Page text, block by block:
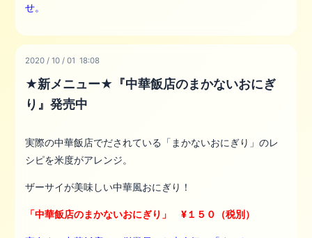
せ。
2020 /10 /01 18:08
★新メニュー★『中華飯店のまかないおにぎ
り』発売中
実際の中華飯店でだされている「まかないおにぎり」のレ
シピを米度がアレンジ。
ザーサイが美味しい中華風おにぎり！
「中華飯店のまかないおにぎり」 ¥１５０（税別）